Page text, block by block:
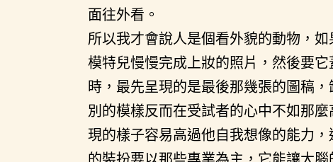
面往外看。
所以我才會說人是個看外貌的動物，
模特兒慢慢完成上妝的照片，然後要
時，最先呈現的是最後那幾張的圖稿
別的模樣反而在受試者的心中不如那
現的樣子容易高過他自我想像的能力